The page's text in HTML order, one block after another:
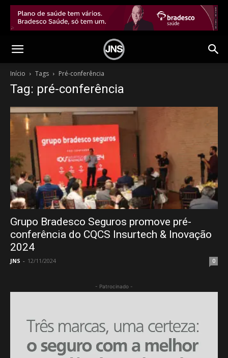
Início Tags Pré-conferência
Tag: pré-conferência
Grupo Bradesco Seguros promove pré-
conferência do CQCS Insurtech & Inovação
2024
JNS - 12/11/2024 0
- Patrocinado -